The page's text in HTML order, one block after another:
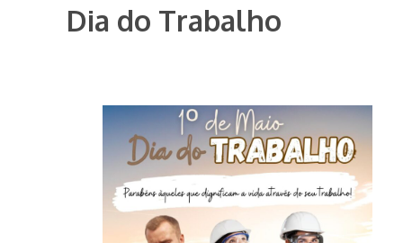
Dia do Trabalho